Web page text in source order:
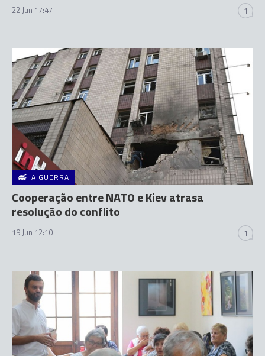
22 Jun 17:47 1
A GUERRA
Cooperação entre NATO e Kiev atrasa
resolução do conflito
19 Jun 12:10 1